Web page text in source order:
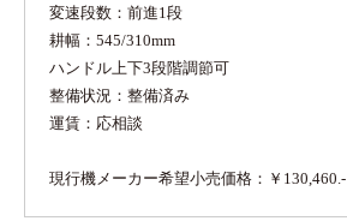
変速段数：前進1段
耕幅：545/310mm
ハンドル上下3段階調節可
整備状況：整備済み
運賃：応相談
現行機メーカー希望小売価格：￥130,460.-